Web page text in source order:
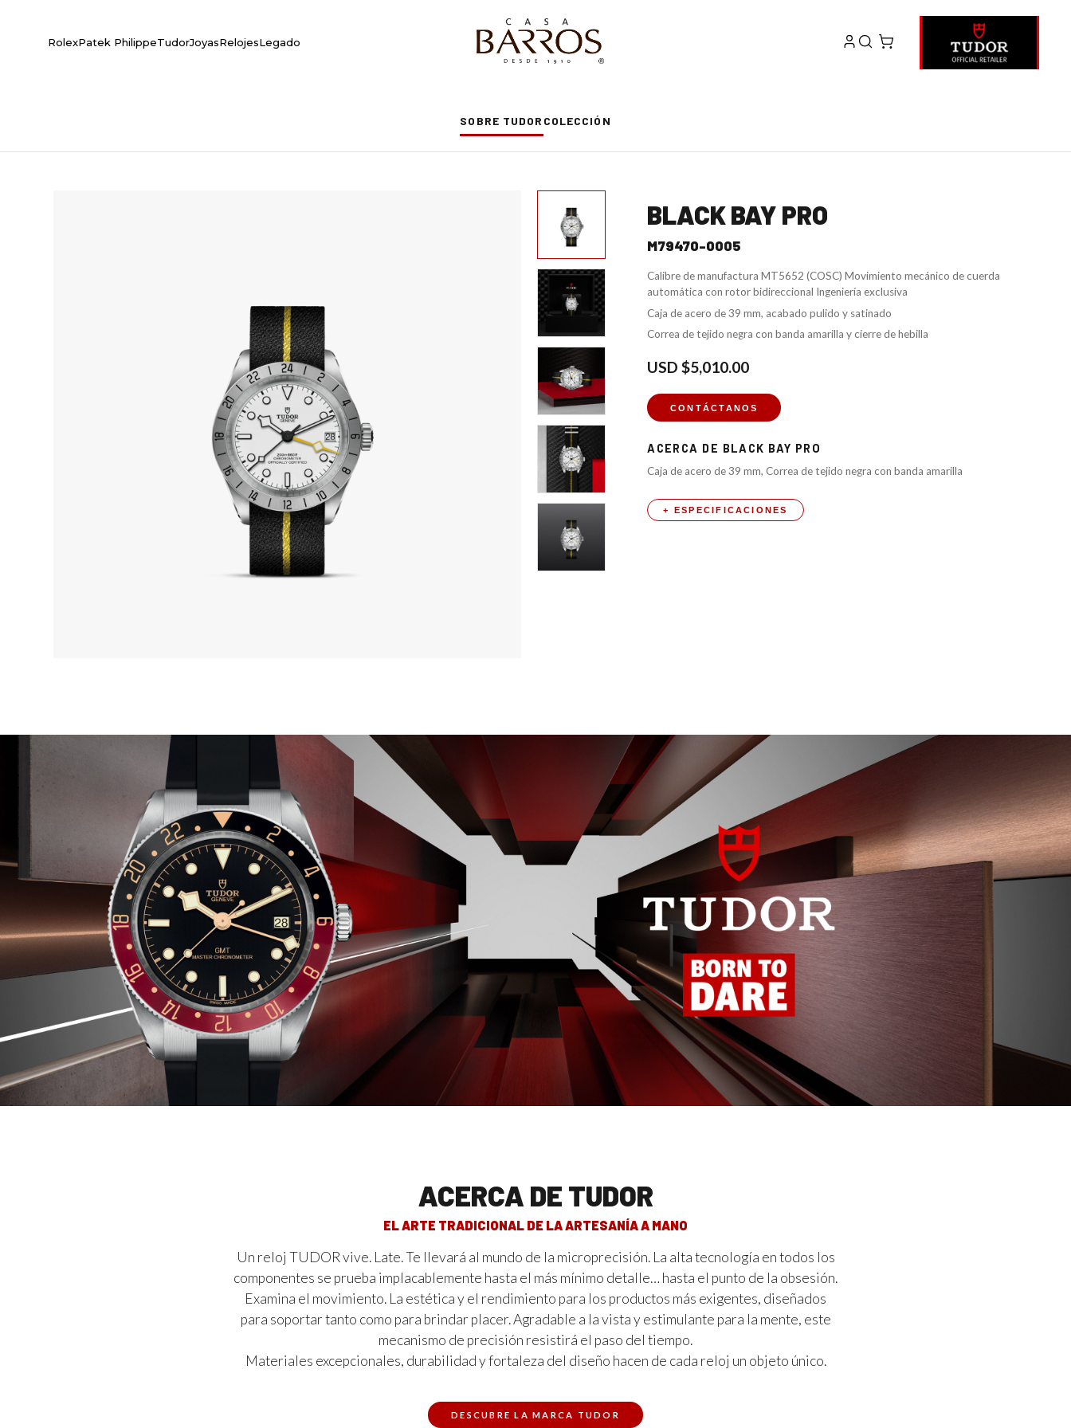
RolexPatek PhilippeTudorJoyasRelojesLegado
SOBRE TUDOR COLECCIÓN
BLACK BAY PRO
M79470-0005
Calibre de manufactura MT5652 (COSC) Movimiento mecánico de cuerda
automática con rotor bidireccional Ingeniería exclusiva
Caja de acero de 39 mm, acabado pulido y satinado
Correa de tejido negra con banda amarilla y cierre de hebilla
USD$5,010.00
CONTÁCTANOS
ACERCA DE BLACK BAY PRO
Caja de acero de 39 mm, Correa de tejido negra con banda amarilla
+ ESPECIFICACIONES
ACERCA DE TUDOR
EL ARTE TRADICIONAL DE LA ARTESANÍA A MANO
Un reloj TUDOR vive. Late. Te llevará al mundo de la microprecisión. La alta tecnología en todos los
componentes se prueba implacablemente hasta el más mínimo detalle… hasta el punto de la obsesión.
Examina el movimiento. La estética y el rendimiento para los productos más exigentes, diseñados
para soportar tanto como para brindar placer. Agradable a la vista y estimulante para la mente, este
mecanismo de precisión resistirá el paso del tiempo.
Materiales excepcionales, durabilidad y fortaleza del diseño hacen de cada reloj un objeto único.
DESCUBRE LA MARCA TUDOR